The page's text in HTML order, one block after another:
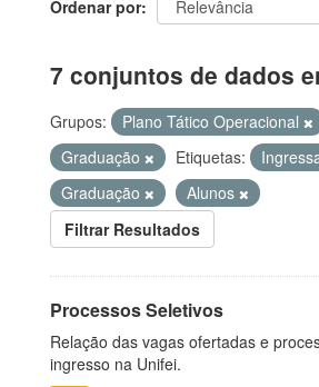
Ordenar por
7 conjuntos de dados
Grupos:
Plano Tático Operacional
Graduação
Etiquetas:
Graduação
Alunos
Filtrar Resultados
Processos Seletivos
Relação das vagas ofertadas e
ingresso na Unifei.